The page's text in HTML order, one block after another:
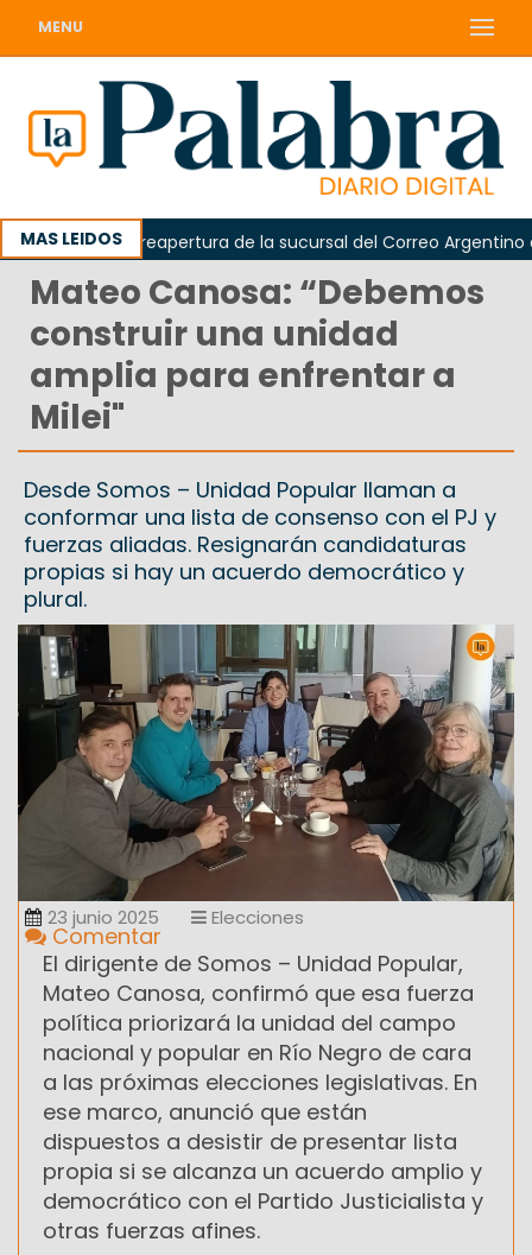
MENU
MAS LEIDOS
reclamó la reapertura de la sucursal del Correo Argentino en
Mateo Canosa: “Debemos
construir una unidad
amplia para enfrentar a
Milei"
Desde Somos – Unidad Popular llaman a
conformar una lista de consenso con el PJ y
fuerzas aliadas. Resignarán candidaturas
propias si hay un acuerdo democrático y
plural.
23 junio 2025 Elecciones
Comentar
El dirigente de Somos – Unidad Popular,
Mateo Canosa, confirmó que esa fuerza
política priorizará la unidad del campo
nacional y popular en Río Negro de cara
a las próximas elecciones legislativas. En
ese marco, anunció que están
dispuestos a desistir de presentar lista
propia si se alcanza un acuerdo amplio y
democrático con el Partido Justicialista y
otras fuerzas afines.